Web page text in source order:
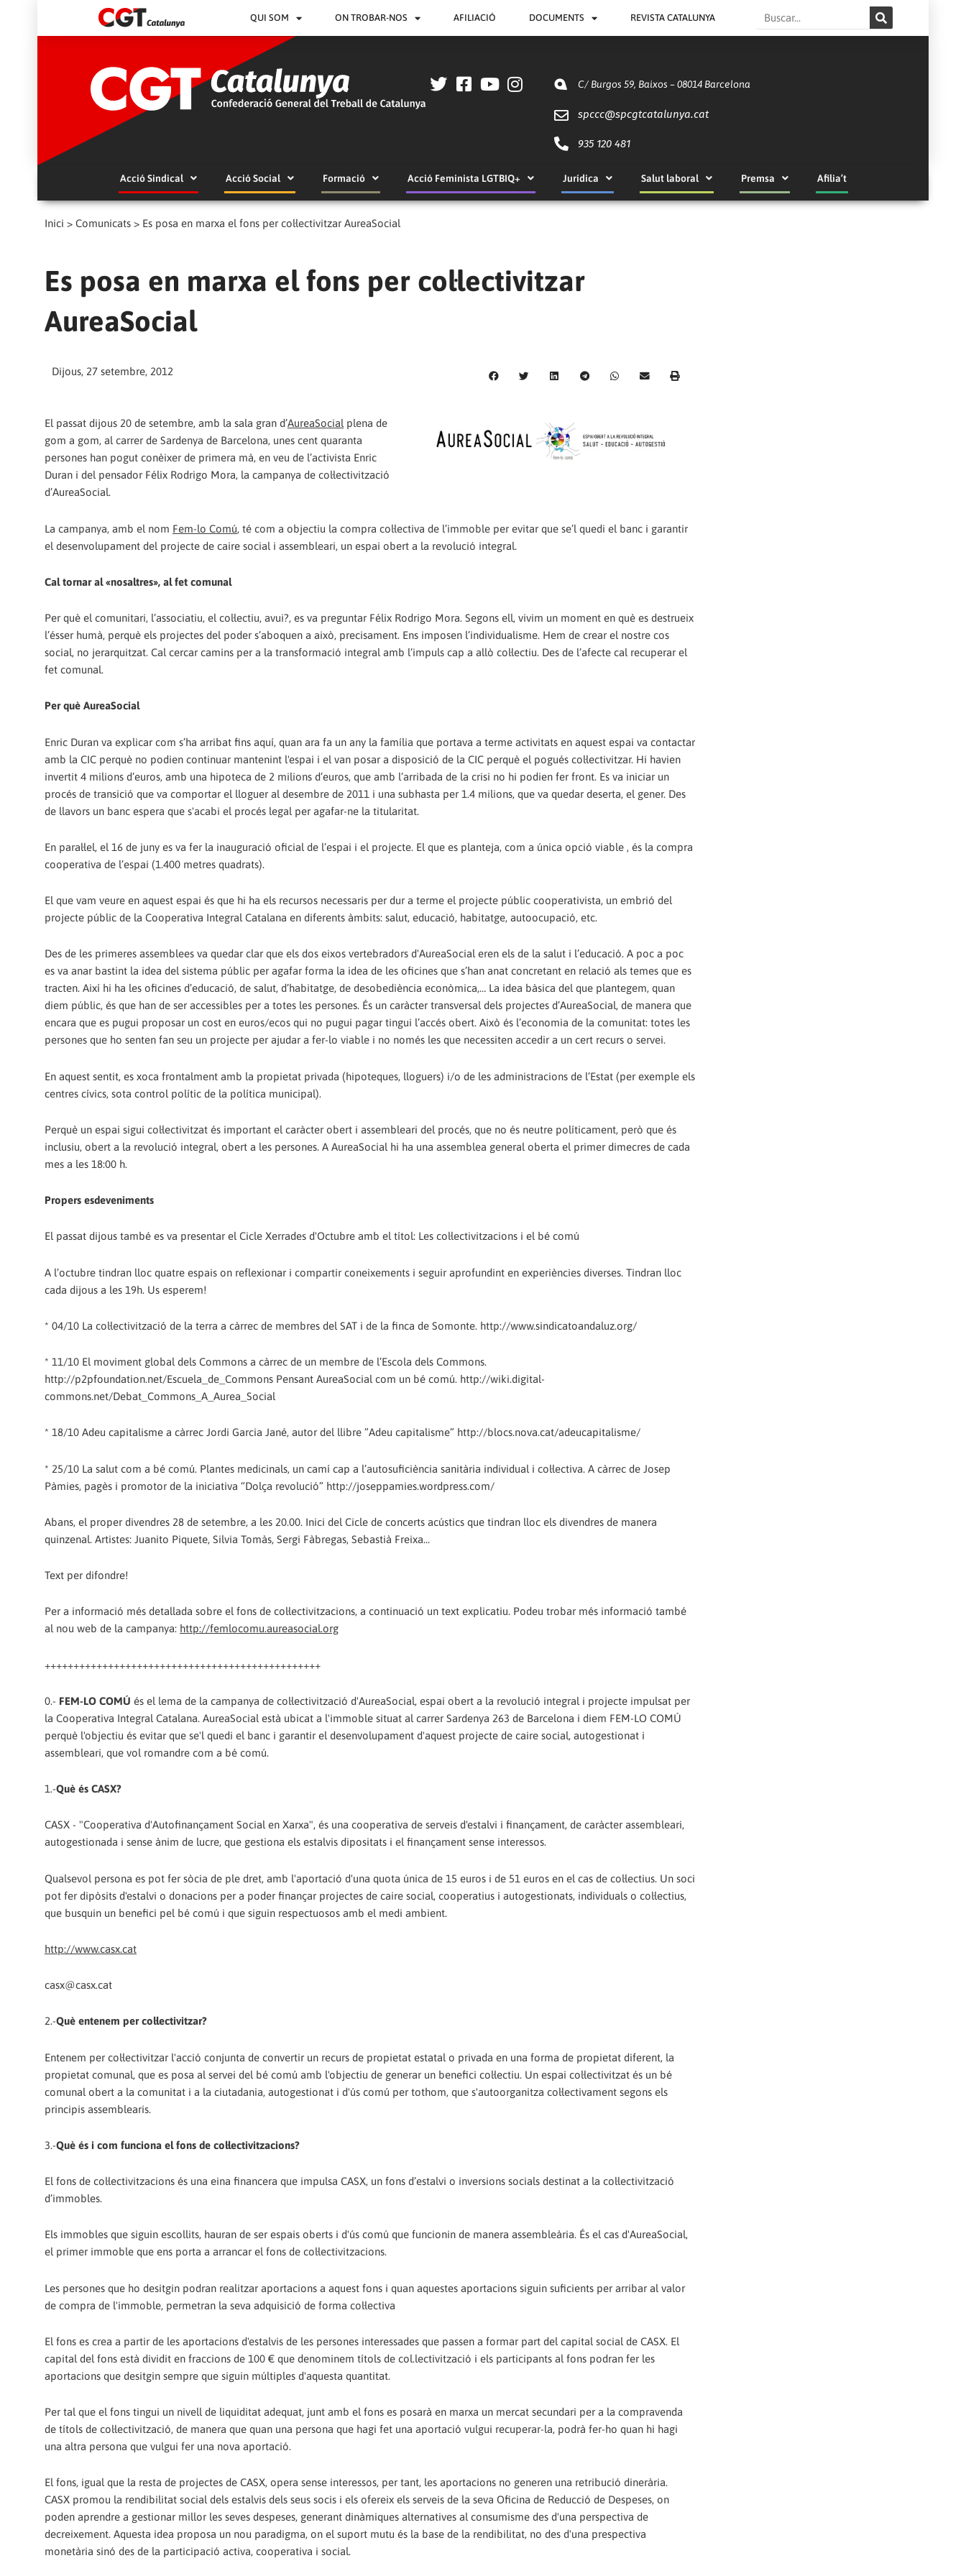
QUI SOM ON TROBAR-NOS AFILIACIÓ DOCUMENTS REVISTA CATALUNYA Search
C/ Burgos 59, Baixos – 08014 Barcelona
spccc@spcgtcatalunya.cat
935 120 481
Acció Sindical Acció Social Formació Acció Feminista LGTBIQ+ Jurídica Salut laboral Premsa Afilia’t
Inici > Comunicats > Es posa en marxa el fons per col·lectivitzar AureaSocial
Es posa en marxa el fons per col·lectivitzar
AureaSocial
Dijous, 27 setembre, 2012
El passat dijous 20 de setembre, amb la sala gran d’AureaSocial plena de
gom a gom, al carrer de Sardenya de Barcelona, unes cent quaranta
persones han pogut conèixer de primera mà, en veu de l’activista Enric
Duran i del pensador Félix Rodrigo Mora, la campanya de col·lectivització
d’AureaSocial.
La campanya, amb el nom Fem-lo Comú, té com a objectiu la compra col·lectiva de l’immoble per evitar que se’l quedi el banc i garantir
el desenvolupament del projecte de caire social i assembleari, un espai obert a la revolució integral.
Cal tornar al «nosaltres», al fet comunal
Per què el comunitari, l’associatiu, el col·lectiu, avui?, es va preguntar Félix Rodrigo Mora. Segons ell, vivim un moment en què es destrueix
l’ésser humà, perquè els projectes del poder s’aboquen a això, precisament. Ens imposen l’individualisme. Hem de crear el nostre cos
social, no jerarquitzat. Cal cercar camins per a la transformació integral amb l’impuls cap a allò col·lectiu. Des de l’afecte cal recuperar el
fet comunal.
Per què AureaSocial
Enric Duran va explicar com s’ha arribat fins aquí, quan ara fa un any la família que portava a terme activitats en aquest espai va contactar
amb la CIC perquè no podien continuar mantenint l'espai i el van posar a disposició de la CIC perquè el pogués col·lectivitzar. Hi havien
invertit 4 milions d’euros, amb una hipoteca de 2 milions d’euros, que amb l’arribada de la crisi no hi podien fer front. Es va iniciar un
procés de transició que va comportar el lloguer al desembre de 2011 i una subhasta per 1.4 milions, que va quedar deserta, el gener. Des
de llavors un banc espera que s'acabi el procés legal per agafar-ne la titularitat.
En paral·lel, el 16 de juny es va fer la inauguració oficial de l’espai i el projecte. El que es planteja, com a única opció viable , és la compra
cooperativa de l’espai (1.400 metres quadrats).
El que vam veure en aquest espai és que hi ha els recursos necessaris per dur a terme el projecte públic cooperativista, un embrió del
projecte públic de la Cooperativa Integral Catalana en diferents àmbits: salut, educació, habitatge, autoocupació, etc.
Des de les primeres assemblees va quedar clar que els dos eixos vertebradors d'AureaSocial eren els de la salut i l’educació. A poc a poc
es va anar bastint la idea del sistema públic per agafar forma la idea de les oficines que s’han anat concretant en relació als temes que es
tracten. Així hi ha les oficines d’educació, de salut, d’habitatge, de desobediència econòmica,… La idea bàsica del que plantegem, quan
diem públic, és que han de ser accessibles per a totes les persones. És un caràcter transversal dels projectes d’AureaSocial, de manera que
encara que es pugui proposar un cost en euros/ecos qui no pugui pagar tingui l’accés obert. Això és l’economia de la comunitat: totes les
persones que ho senten fan seu un projecte per ajudar a fer-lo viable i no només les que necessiten accedir a un cert recurs o servei.
En aquest sentit, es xoca frontalment amb la propietat privada (hipoteques, lloguers) i/o de les administracions de l’Estat (per exemple els
centres cívics, sota control polític de la política municipal).
Perquè un espai sigui col·lectivitzat és important el caràcter obert i assembleari del procés, que no és neutre políticament, però que és
inclusiu, obert a la revolució integral, obert a les persones. A AureaSocial hi ha una assemblea general oberta el primer dimecres de cada
mes a les 18:00 h.
Propers esdeveniments
El passat dijous també es va presentar el Cicle Xerrades d'Octubre amb el títol: Les col·lectivitzacions i el bé comú
A l’octubre tindran lloc quatre espais on reflexionar i compartir coneixements i seguir aprofundint en experiències diverses. Tindran lloc
cada dijous a les 19h. Us esperem!
* 04/10 La col·lectivització de la terra a càrrec de membres del SAT i de la finca de Somonte. http://www.sindicatoandaluz.org/
* 11/10 El moviment global dels Commons a càrrec de un membre de l’Escola dels Commons.
http://p2pfoundation.net/Escuela_de_Commons Pensant AureaSocial com un bé comú. http://wiki.digital-
commons.net/Debat_Commons_A_Aurea_Social
* 18/10 Adeu capitalisme a càrrec Jordi Garcia Jané, autor del llibre ”Adeu capitalisme” http://blocs.nova.cat/adeucapitalisme/
* 25/10 La salut com a bé comú. Plantes medicinals, un camí cap a l’autosuficiència sanitària individual i col·lectiva. A càrrec de Josep
Pàmies, pagès i promotor de la iniciativa “Dolça revolució” http://joseppamies.wordpress.com/
Abans, el proper divendres 28 de setembre, a les 20.00. Inici del Cicle de concerts acústics que tindran lloc els divendres de manera
quinzenal. Artistes: Juanito Piquete, Silvia Tomàs, Sergi Fàbregas, Sebastià Freixa...
Text per difondre!
Per a informació més detallada sobre el fons de col·lectivitzacions, a continuació un text explicatiu. Podeu trobar més informació també
al nou web de la campanya: http://femlocomu.aureasocial.org
++++++++++++++++++++++++++++++++++++++++++++++++
0.- FEM-LO COMÚ és el lema de la campanya de col·lectivització d'AureaSocial, espai obert a la revolució integral i projecte impulsat per
la Cooperativa Integral Catalana. AureaSocial està ubicat a l'immoble situat al carrer Sardenya 263 de Barcelona i diem FEM-LO COMÚ
perquè l'objectiu és evitar que se'l quedi el banc i garantir el desenvolupament d'aquest projecte de caire social, autogestionat i
assembleari, que vol romandre com a bé comú.
1.-Què és CASX?
CASX - "Cooperativa d'Autofinançament Social en Xarxa", és una cooperativa de serveis d'estalvi i finançament, de caràcter assembleari,
autogestionada i sense ànim de lucre, que gestiona els estalvis dipositats i el finançament sense interessos.
Qualsevol persona es pot fer sòcia de ple dret, amb l'aportació d'una quota única de 15 euros i de 51 euros en el cas de col·lectius. Un soci
pot fer dipòsits d'estalvi o donacions per a poder finançar projectes de caire social, cooperatius i autogestionats, individuals o col·lectius,
que busquin un benefici pel bé comú i que siguin respectuosos amb el medi ambient.
http://www.casx.cat
casx@casx.cat
2.-Què entenem per col·lectivitzar?
Entenem per col·lectivitzar l'acció conjunta de convertir un recurs de propietat estatal o privada en una forma de propietat diferent, la
propietat comunal, que es posa al servei del bé comú amb l'objectiu de generar un benefici col·lectiu. Un espai col·lectivitzat és un bé
comunal obert a la comunitat i a la ciutadania, autogestionat i d'ús comú per tothom, que s'autoorganitza col·lectivament segons els
principis assemblearis.
3.-Què és i com funciona el fons de col·lectivitzacions?
El fons de col·lectivitzacions és una eina financera que impulsa CASX, un fons d’estalvi o inversions socials destinat a la coŀlectivització
d’immobles.
Els immobles que siguin escollits, hauran de ser espais oberts i d'ús comú que funcionin de manera assembleària. És el cas d'AureaSocial,
el primer immoble que ens porta a arrancar el fons de col·lectivitzacions.
Les persones que ho desitgin podran realitzar aportacions a aquest fons i quan aquestes aportacions siguin suficients per arribar al valor
de compra de l'immoble, permetran la seva adquisició de forma col·lectiva
El fons es crea a partir de les aportacions d'estalvis de les persones interessades que passen a formar part del capital social de CASX. El
capital del fons està dividit en fraccions de 100 € que denominem títols de col.lectivització i els participants al fons podran fer les
aportacions que desitgin sempre que siguin múltiples d'aquesta quantitat.
Per tal que el fons tingui un nivell de liquiditat adequat, junt amb el fons es posarà en marxa un mercat secundari per a la compravenda
de títols de col·lectivització, de manera que quan una persona que hagi fet una aportació vulgui recuperar-la, podrà fer-ho quan hi hagi
una altra persona que vulgui fer una nova aportació.
El fons, igual que la resta de projectes de CASX, opera sense interessos, per tant, les aportacions no generen una retribució dinerària.
CASX promou la rendibilitat social dels estalvis dels seus socis i els ofereix els serveis de la seva Oficina de Reducció de Despeses, on
poden aprendre a gestionar millor les seves despeses, generant dinàmiques alternatives al consumisme des d'una perspectiva de
decreixement. Aquesta idea proposa un nou paradigma, on el suport mutu és la base de la rendibilitat, no des d'una prespectiva
monetària sinó des de la participació activa, cooperativa i social.